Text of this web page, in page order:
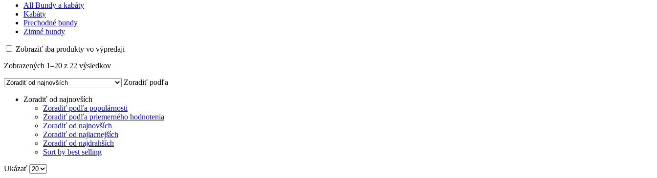
All Bundy a kabáty
Kabáty
Prechodné bundy
Zimné bundy
Zobraziť iba produkty vo výpredaji
Zobrazených 1–20 z 22 výsledkovZoradené
najnovších
Zoradiť podľa
Zoradiť od najnovších
Zoradiť podľa populárnosti
Zoradiť podľa priemerného hodnotenia
Zoradiť od najnovších
Zoradiť od najlacnejších
Zoradiť od najdrahších
Sort by best selling
Ukázať